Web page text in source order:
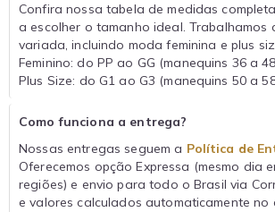
Confira nossa tabela de medidas
a escolher o tamanho ideal. Trabalhamos
variada, incluindo moda feminina e plus
Feminino: do PP ao GG (manequins 36 a
Plus Size: do G1 ao G3 (manequins 50 a
Como funciona a entrega?
Nossas entregas seguem a Política de
Oferecemos opção Expressa (mesmo dia
regiões) e envio para todo o Brasil via
e valores calculados automaticamente no